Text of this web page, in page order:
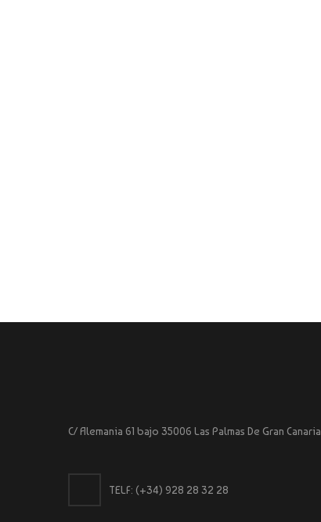
C/ Alemania 61 bajo 35006 Las Palmas De Gran Canaria
TELF: (+34) 928 28 32 28